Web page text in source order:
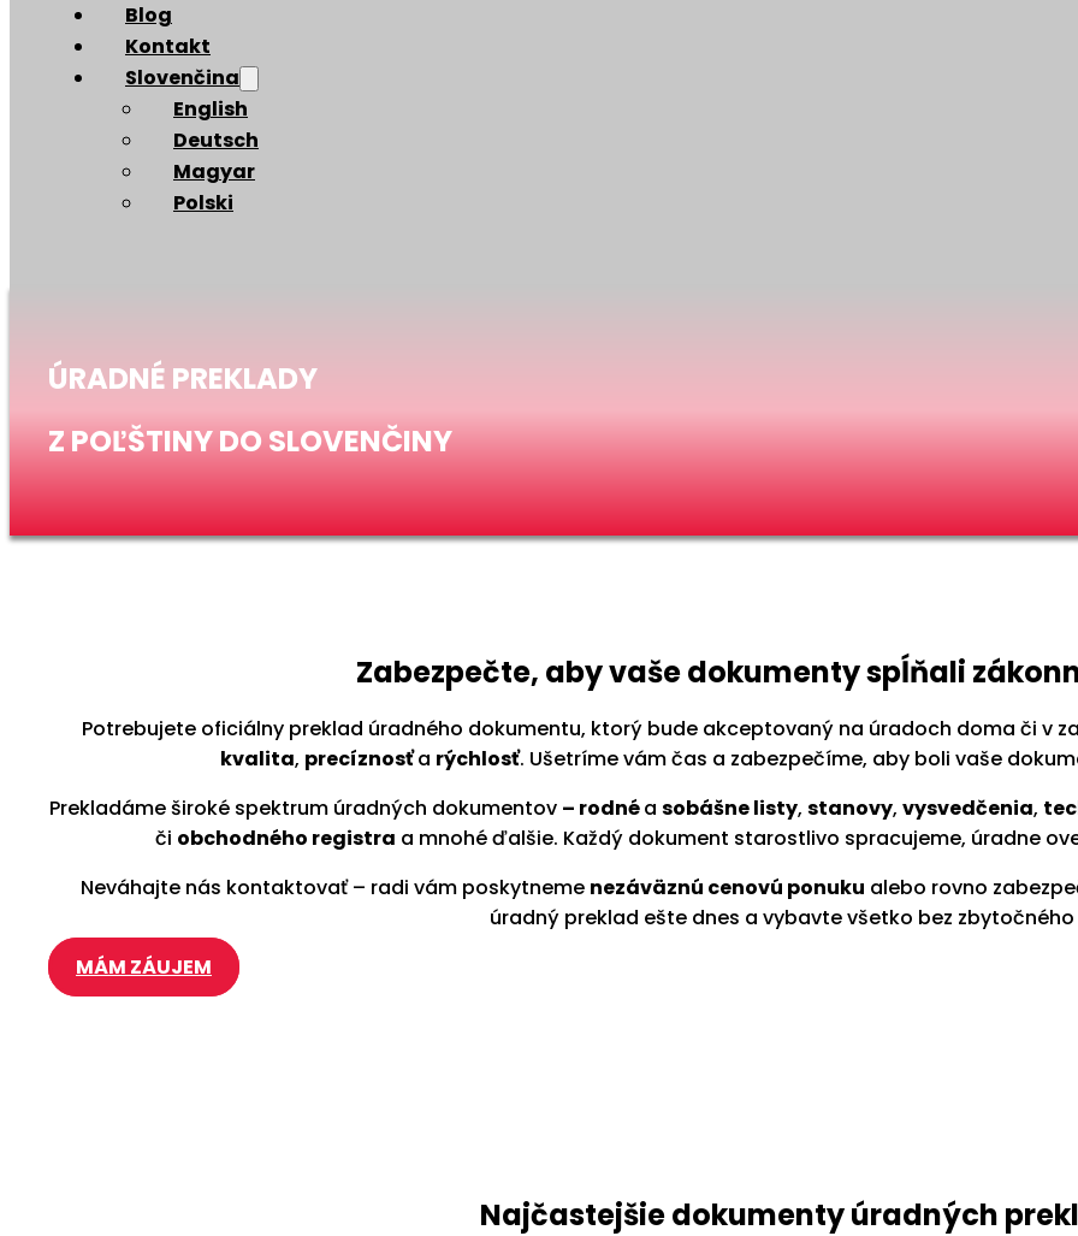
Blog
Kontakt
Slovenčina
English
Deutsch
Magyar
Polski
ÚRADNÉ PREKLADY
Z POĽŠTINY DO SLOVENČINY
Zabezpečte, aby vaše dokumenty spĺňali
Potrebujete oficiálny preklad úradného dokumentu, ktorý bude akceptovaný na úradoch doma či v
kvalita, precíznosťa rýchlosť. Ušetríme vám čas a zabezpečíme, aby boli vaše
Prekladáme široké spektrum úradných dokumentov – rodnéa sobášne listy, stanovy, vysvedčenia,
či obchodného registra a mnohé ďalšie. Každý dokument starostlivo spracujeme, úradne
Neváhajte nás kontaktovať – radi vám poskytneme nezáväznú cenovú ponuku alebo rovno
úradný preklad ešte dnes a vybavte všetko bez
MÁM ZÁUJEM
Najčastejšie dokumenty úradných